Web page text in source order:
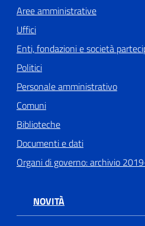
Aree amministrative
Uffici
Enti, fondazioni e società
Politici
Personale amministrativo
Comuni
Biblioteche
Documenti e dati
Organi di governo: archivio
NOVITÀ